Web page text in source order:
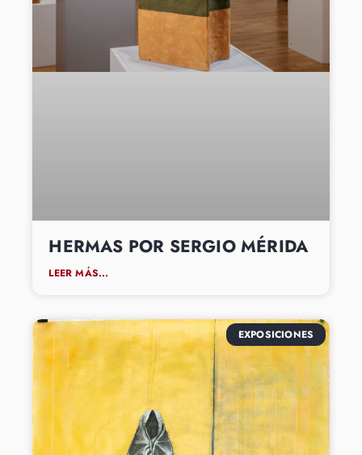
HERMAS POR SERGIO MÉRIDA
LEER MÁS...
EXPOSICIONES